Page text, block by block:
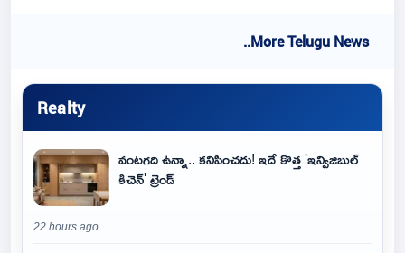
..More Telugu News
Realty
వంటగది ఉన్నా.. కనిపించదు! ఇదే కొత్త 'ఇన్విజిబుల్
కిచెన్' ట్రెండ్
22 hours ago